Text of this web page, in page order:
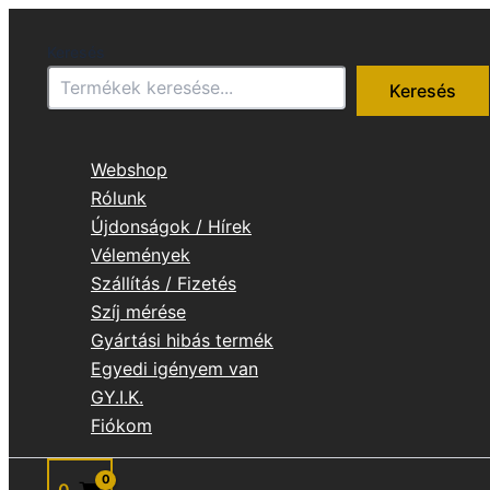
content
Keresés
Webshop
Rólunk
Újdonságok / Hírek
Vélemények
Szállítás / Fizetés
Szíj mérése
Gyártási hibás termék
Egyedi igényem van
GY.I.K.
Fiókom